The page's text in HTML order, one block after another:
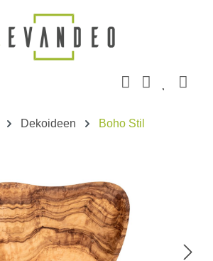
Dekoideen Boho Stil